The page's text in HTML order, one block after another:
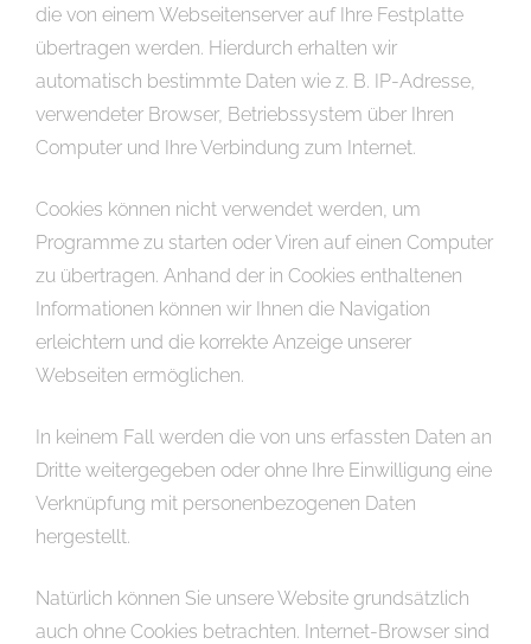
die von einem Webseitenserver auf Ihre Festplatte
übertragen werden. Hierdurch erhalten wir
automatisch bestimmte Daten wie z. B. IP-Adresse,
verwendeter Browser, Betriebssystem über Ihren
Computer und Ihre Verbindung zum Internet.
Cookies können nicht verwendet werden, um
Programme zu starten oder Viren auf einen Computer
zu übertragen. Anhand der in Cookies enthaltenen
Informationen können wir Ihnen die Navigation
erleichtern und die korrekte Anzeige unserer
Webseiten ermöglichen.
In keinem Fall werden die von uns erfassten Daten an
Dritte weitergegeben oder ohne Ihre Einwilligung eine
Verknüpfung mit personenbezogenen Daten
hergestellt.
Natürlich können Sie unsere Website grundsätzlich
auch ohne Cookies betrachten. Internet-Browser sind